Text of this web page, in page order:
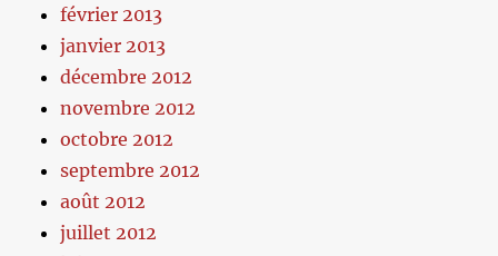
février 2013
janvier 2013
décembre 2012
novembre 2012
octobre 2012
septembre 2012
août 2012
juillet 2012